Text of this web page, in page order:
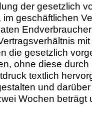
der gesetzlich
geschäftlichen
die gesetzlich
ohne diese
textlich
und
Wochen beträgt